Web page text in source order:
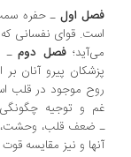
فصل اول ـ حفره
است. قوای نفسانی
می‌آید؛فصل دومـ
پزشکان پیرو آنان
روح موجود در قلب
غم و توجیه
ـ ضعف قلب، وحشت،
آنها و نیز مقایسه